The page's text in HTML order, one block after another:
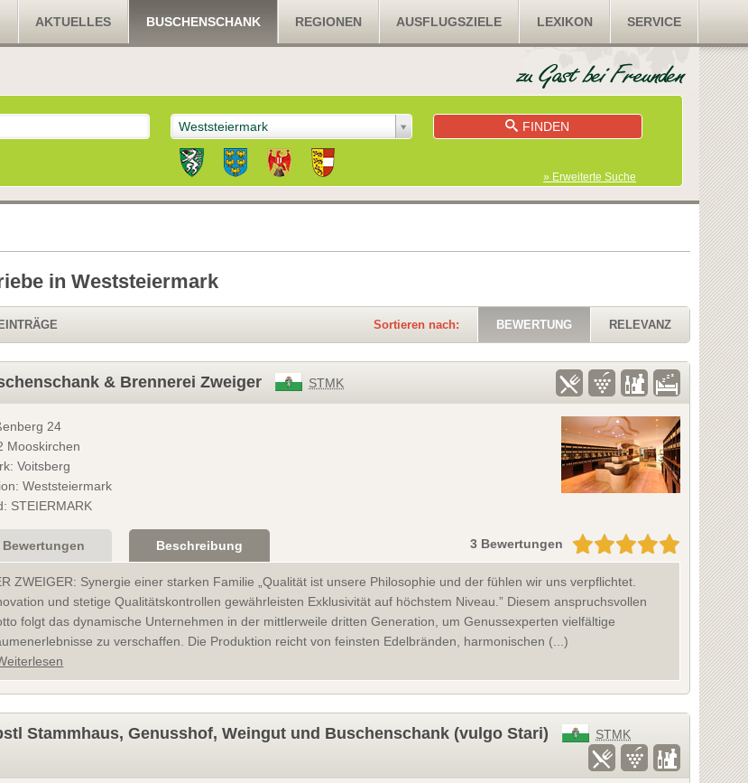
AKTUELLES BUSCHENSCHANK REGIONEN AUSFLUGSZIELE LEXIKON SERVICE
Weststeiermark FINDEN
» Erweiterte Suche
in Weststeiermark
Sortieren nach: BEWERTUNG RELEVANZ
& Brennerei Zweiger STMK
24
Mooskirchen
Voitsberg
Weststeiermark
STEIERMARK
Bewertungen Beschreibung 3 Bewertungen
ZWEIGER: Synergie einer starken Familie „Qualität ist unsere Philosophie und der fühlen wir uns verpflichtet.
und stetige Qualitätskontrollen gewährleisten Exklusivität auf höchstem Niveau.” Diesem anspruchsvollen
folgt das dynamische Unternehmen in der mittlerweile dritten Generation, um Genussexperten vielfältige
zu verschaffen. Die Produktion reicht von feinsten Edelbränden, harmonischen (...)
Stammhaus, Genusshof, Weingut und Buschenschank (vulgo Stari) STMK